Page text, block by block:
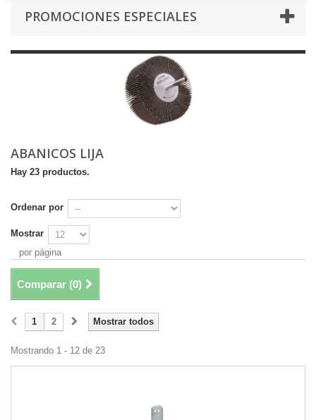
PROMOCIONES ESPECIALES
ABANICOS LIJA
Hay 23 productos.
Ordenar por
Mostrar
por página
Comparar (0)
Mostrar todos
1 2
Mostrando 1 - 12 de 23